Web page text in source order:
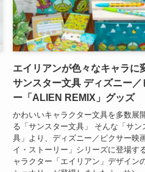
エイリアンが色々なキャラに
サンスター文具 ディズニー／
ー「ALIEN REMIX」グッズ
かわいいキャラクター文具を多数展
る「サンスター文具」 そんな「サン
具」より、ディズニー／ピクサー映
イ・ストーリー」シリーズに登場す
ャラクター「エイリアン」デザイン